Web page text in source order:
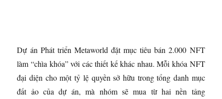
Dự án Phát triển Metaworld đặt mục tiêu bán 2.000 NFT
làm “chìa khóa” với các thiết kế khác nhau. Mỗi khóa NFT
đại diện cho một tỷ lệ quyền sở hữu trong tổng danh mục
đất ảo của dự án, mà nhóm sẽ mua từ hai nền tảng